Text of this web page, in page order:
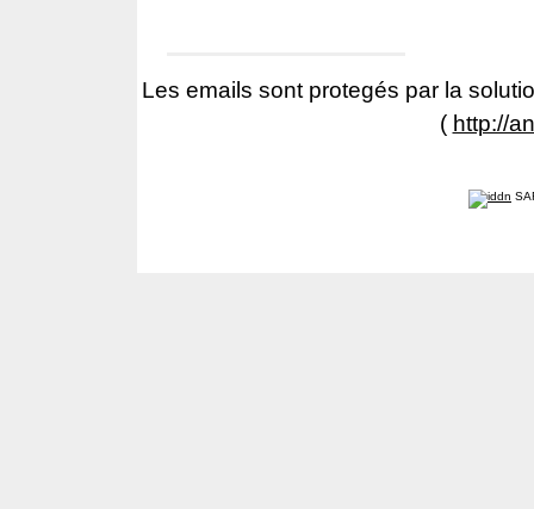
Les emails sont protegés par la
( http://